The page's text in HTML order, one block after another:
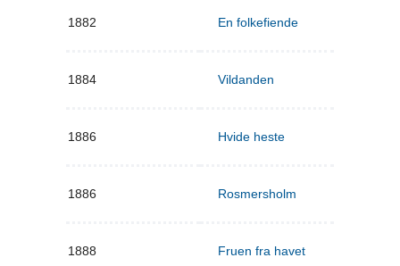
1882 En folkefiende
1884 Vildanden
1886 Hvide heste
1886 Rosmersholm
1888 Fruen fra havet